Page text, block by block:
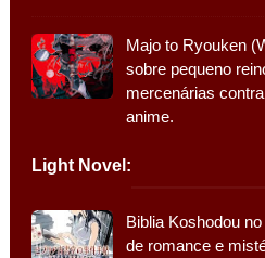
Majo to Ryouken
sobre pequeno
mercenárias
anime.
Light Novel:
Biblia Koshodou
de romance e